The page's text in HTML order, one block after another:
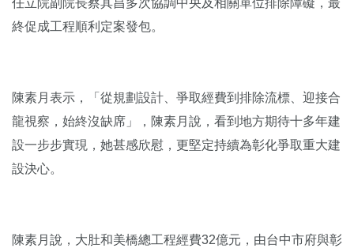
任立院副院長蔡其昌多次協調中央及相關單位排除障礙，最
終促成工程順利定案發包。
陳素月表示，「從規劃設計、爭取經費到排除流標、迎接合
龍視察，始終沒缺席」，陳素月說，看到地方期待十多年建
設一步步實現，她甚感欣慰，更堅定持續為彰化爭取重大建
設決心。
陳素月說，大肚和美橋總工程經費32億元，由台中市府與彰